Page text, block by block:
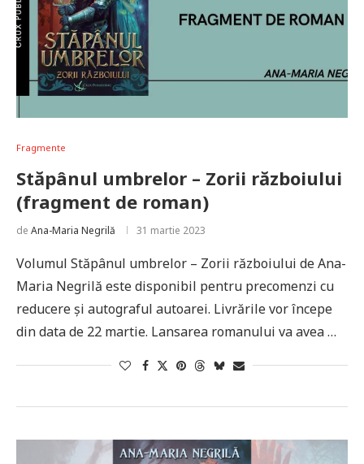
Fragmente
Stăpânul umbrelor – Zorii războiului
(fragment de roman)
de Ana-Maria Negrilă 31 martie 2023
Volumul Stăpânul umbrelor – Zorii războiului de Ana-
Maria Negrilă este disponibil pentru precomenzi cu
reducere și autograful autoarei. Livrările vor începe
din data de 22 martie. Lansarea romanului va avea …